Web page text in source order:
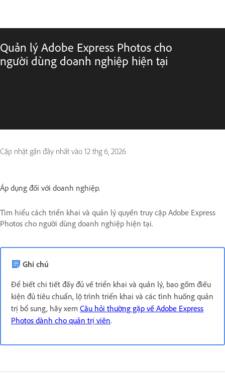
Quản lý Adobe Express Photos cho
người dùng doanh nghiệp hiện tại
Cập nhật gần đây nhất vào 12 thg 6, 2026
Áp dụng đối với doanh nghiệp.
Tìm hiểu cách triển khai và quản lý quyền truy cập Adobe Express
Photos cho người dùng doanh nghiệp hiện tại.
Ghi chú
Để biết chi tiết đầy đủ về triển khai và quản lý, bao gồm điều
kiện đủ tiêu chuẩn, lộ trình triển khai và các tình huống quản
trị bổ sung, hãy xem Câu hỏi thường gặp về Adobe Express
Photos dành cho quản trị viên.